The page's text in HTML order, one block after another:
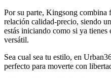
Por su parte, Kingsong
relación calidad-precio, siendo
estás iniciando como si ya
versátil.
Sea cual sea tu estilo, en
perfecto para moverte con